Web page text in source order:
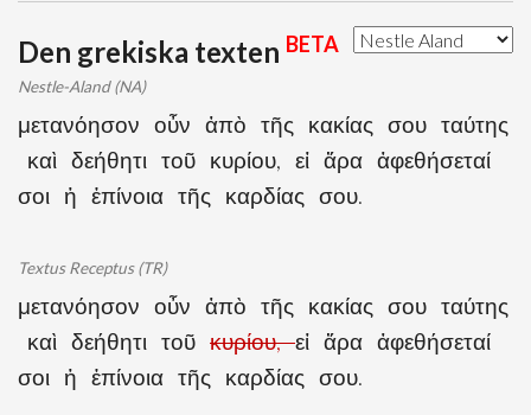
Den grekiska texten BETA
Nestle-Aland (NA)
μετανόησον οὖν ἀπὸ τῆς κακίας σου ταύτης
καὶ δεήθητι τοῦ κυρίου, εἰ ἄρα ἀφεθήσεταί
σοι ἡ ἐπίνοια τῆς καρδίας σου.
Textus Receptus (TR)
μετανόησον οὖν ἀπὸ τῆς κακίας σου ταύτης
καὶ δεήθητι τοῦ κυρίου,εἰ ἄρα ἀφεθήσεταί
σοι ἡ ἐπίνοια τῆς καρδίας σου.